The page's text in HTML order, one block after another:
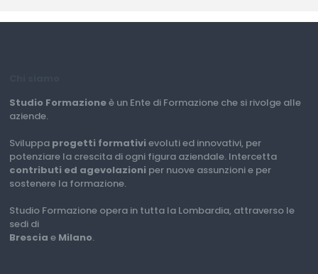
Studio Formazioneè un Ente di Formazione che si rivolge alle
aziende.
Sviluppa progetti formativi evoluti ed innovativi, per
potenziare la crescita di ogni figura aziendale. Intercetta
contributi ed agevolazioni per nuove assunzioni e per
sostenere la formazione.
Studio Formazione opera in tutta la Lombardia, attraverso le
sedi di
Brescia e Milano.